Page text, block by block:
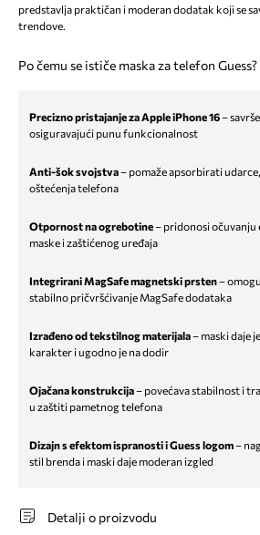
predstavlja praktičan i moderan dodatak koji se
trendove.
Po čemu se ističe maska za telefon Guess?
Precizno pristajanje za Apple iPhone 16–
osiguravajući punu funkcionalnost
Anti-šok svojstva– pomaže apsorbirati
oštećenja telefona
Otpornost na ogrebotine– pridonosi očuvanju
maske i zaštićenog uređaja
Integrirani MagSafe magnetski prsten–
stabilno pričvršćivanje MagSafe dodataka
Izrađeno od tekstilnog materijala– maski daje
karakter i ugodno je na dodir
Ojačana konstrukcija– povećava stabilnost i
u zaštiti pametnog telefona
Dizajn s efektom ispranosti i Guess logom–
stil brenda i maski daje moderan izgled
Detalji o proizvodu